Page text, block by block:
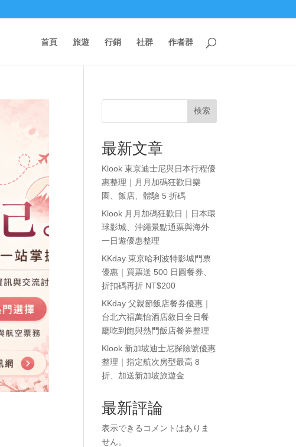
首頁 旅遊 行銷 社群 作者群
検索
最新文章
Klook 東京迪士尼與日本行程優
惠整理｜月月加碼狂歡日樂
園、飯店、體驗 5 折碼
Klook 月月加碼狂歡日｜日本環
球影城、沖繩景點通票與海外
一日遊優惠整理
KKday 東京哈利波特影城門票
優惠｜買票送 500 日圓餐券、
折扣碼再折 NT$200
KKday 父親節飯店餐券優惠｜
台北六福萬怡酒店敘日全日餐
廳吃到飽與熱門飯店餐券整理
Klook 新加坡迪士尼探險號優惠
整理｜指定航次房型最高 8
折、加送新加坡旅遊金
最新評論
表示できるコメントはありま
せん。